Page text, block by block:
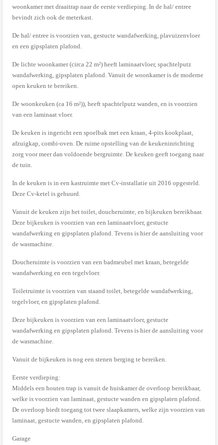
woonkamer met draaitrap naar de eerste verdieping. In de hal/ entree
bevindt zich ook de meterkast.
De hal/ entree is voorzien van, gestucte wandafwerking, plavuizenvloer
en een gipsplaten plafond.
De lichte woonkamer (circa 22 m²) heeft laminaatvloer, spachtelputz
wandafwerking, gipsplaten plafond. Vanuit de woonkamer is de moderne
open keuken te bereiken.
De woonkeuken (ca 16 m²)), heeft spachtelputz wanden, en is voorzien
van een laminaat vloer.
De keuken is ingericht een spoelbak met een kraan, 4-pits kookplaat,
afzuigkap, combi-oven. De ruime opstelling van de keukeninrichting
zorg voor meer dan voldoende bergruimte. De keuken geeft toegang naar
de tuin.
In de keuken is in een kastruimte met Cv-installatie uit 2016 opgesteld.
Deze Cv-ketel is gehuurd.
Vanuit de keuken zijn het toilet, doucheruimte, en bijkeuken bereikbaar.
Deze bijkeuken is voorzien van een laminaatvloer, gestucte
wandafwerking en gipsplaten plafond. Tevens is hier de aansluiting voor
de wasmachine.
Doucheruimte is voorzien van een badmeubel met kraan, betegelde
wandafwerking en een tegelvloer.
Toiletruimte is voorzien van staand toilet, betegelde wandafwerking,
tegelvloer, en gipsplaten plafond.
Deze bijkeuken is voorzien van een laminaatvloer, gestucte
wandafwerking en gipsplaten plafond. Tevens is hier de aansluiting voor
de wasmachine.
Vanuit de bijkeuken is nog een stenen berging te bereiken.
Eerste verdieping:
Middels een houten trap is vanuit de huiskamer de overloop bereikbaar,
welke is voorzien van laminaat, gestucte wanden en gipsplaten plafond.
De overloop biedt toegang tot twee slaapkamers, welke zijn voorzien van
laminaat, gestucte wanden, en gipsplaten plafond.
Garage